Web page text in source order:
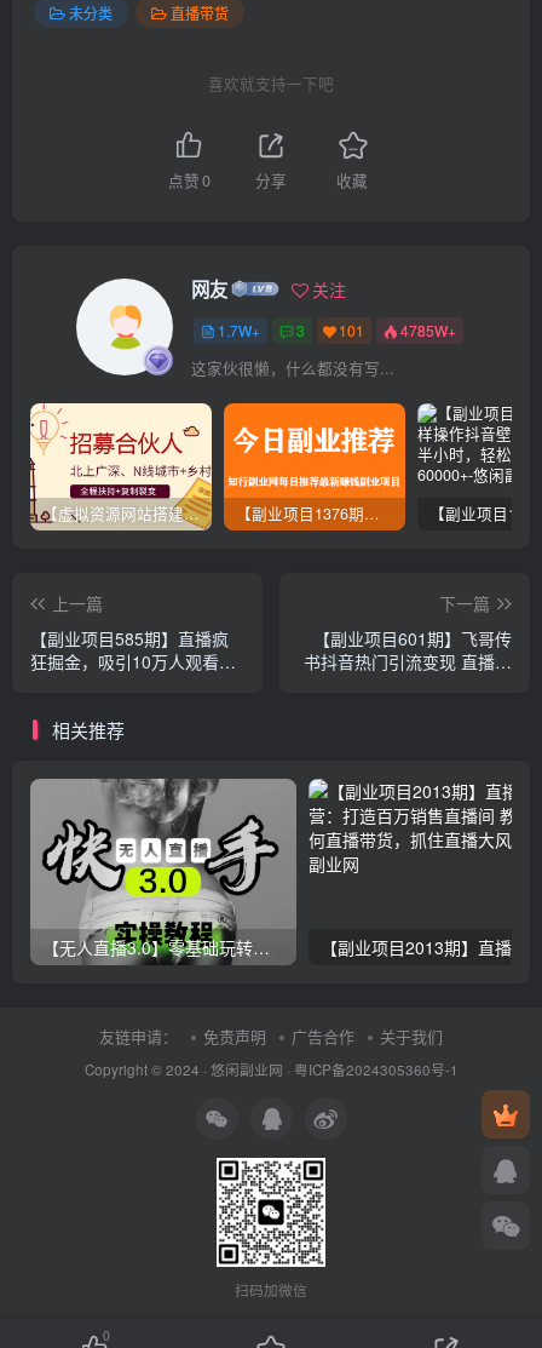
未分类 直播带货
喜欢就支持一下吧
点赞0 分享 收藏
网友 关注
1.7W+ 3 101 4785W+
这家伙很懒，什么都没有写...
【虚拟资源网站搭建服务】加盟本站系统，做一个和本站一样的独立网站，躺赚的项目 【副业项目1376期】龟课最新闲鱼项目玩法实战教程_全新升级月收益几千到几万
上一篇
【副业项目585期】直播疯
狂掘金，吸引10万人观看，
下一篇
【副业项目601期】飞哥传
书抖音热门引流变现 直播上
相关推荐
【无人直播3.0】零基础玩转男粉快手无人直播日产1000+，稳狠猛，2023男粉落地项目实操教程
友链申请： 免责声明 广告合作 关于我们
Copyright © 2024 · 悠闲副业网 · 粤ICP备2024305360号-1
扫码加微信
0